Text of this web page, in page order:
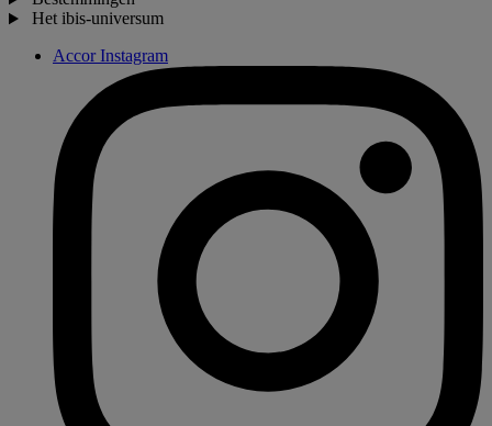
Het ibis-universum
Accor Instagram